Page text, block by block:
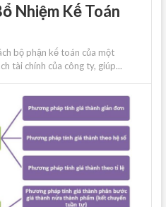
Nhiệm Kế Toán
bộ phận kế toán của một
tài chính của công ty, giúp...